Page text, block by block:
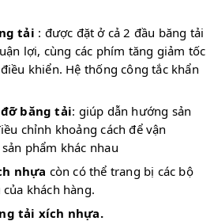
tải : được đặt ở cả 2 đầu băng tải
lợi, cùng các phím tăng giảm tốc
khiển. Hệ thống công tắc khẩn
băng tải: giúp dẫn hướng sản
chỉnh khoảng cách để vận
phẩm khác nhau
nhựa còn có thể trang bị các bộ
khách hàng.
tải xích nhựa.